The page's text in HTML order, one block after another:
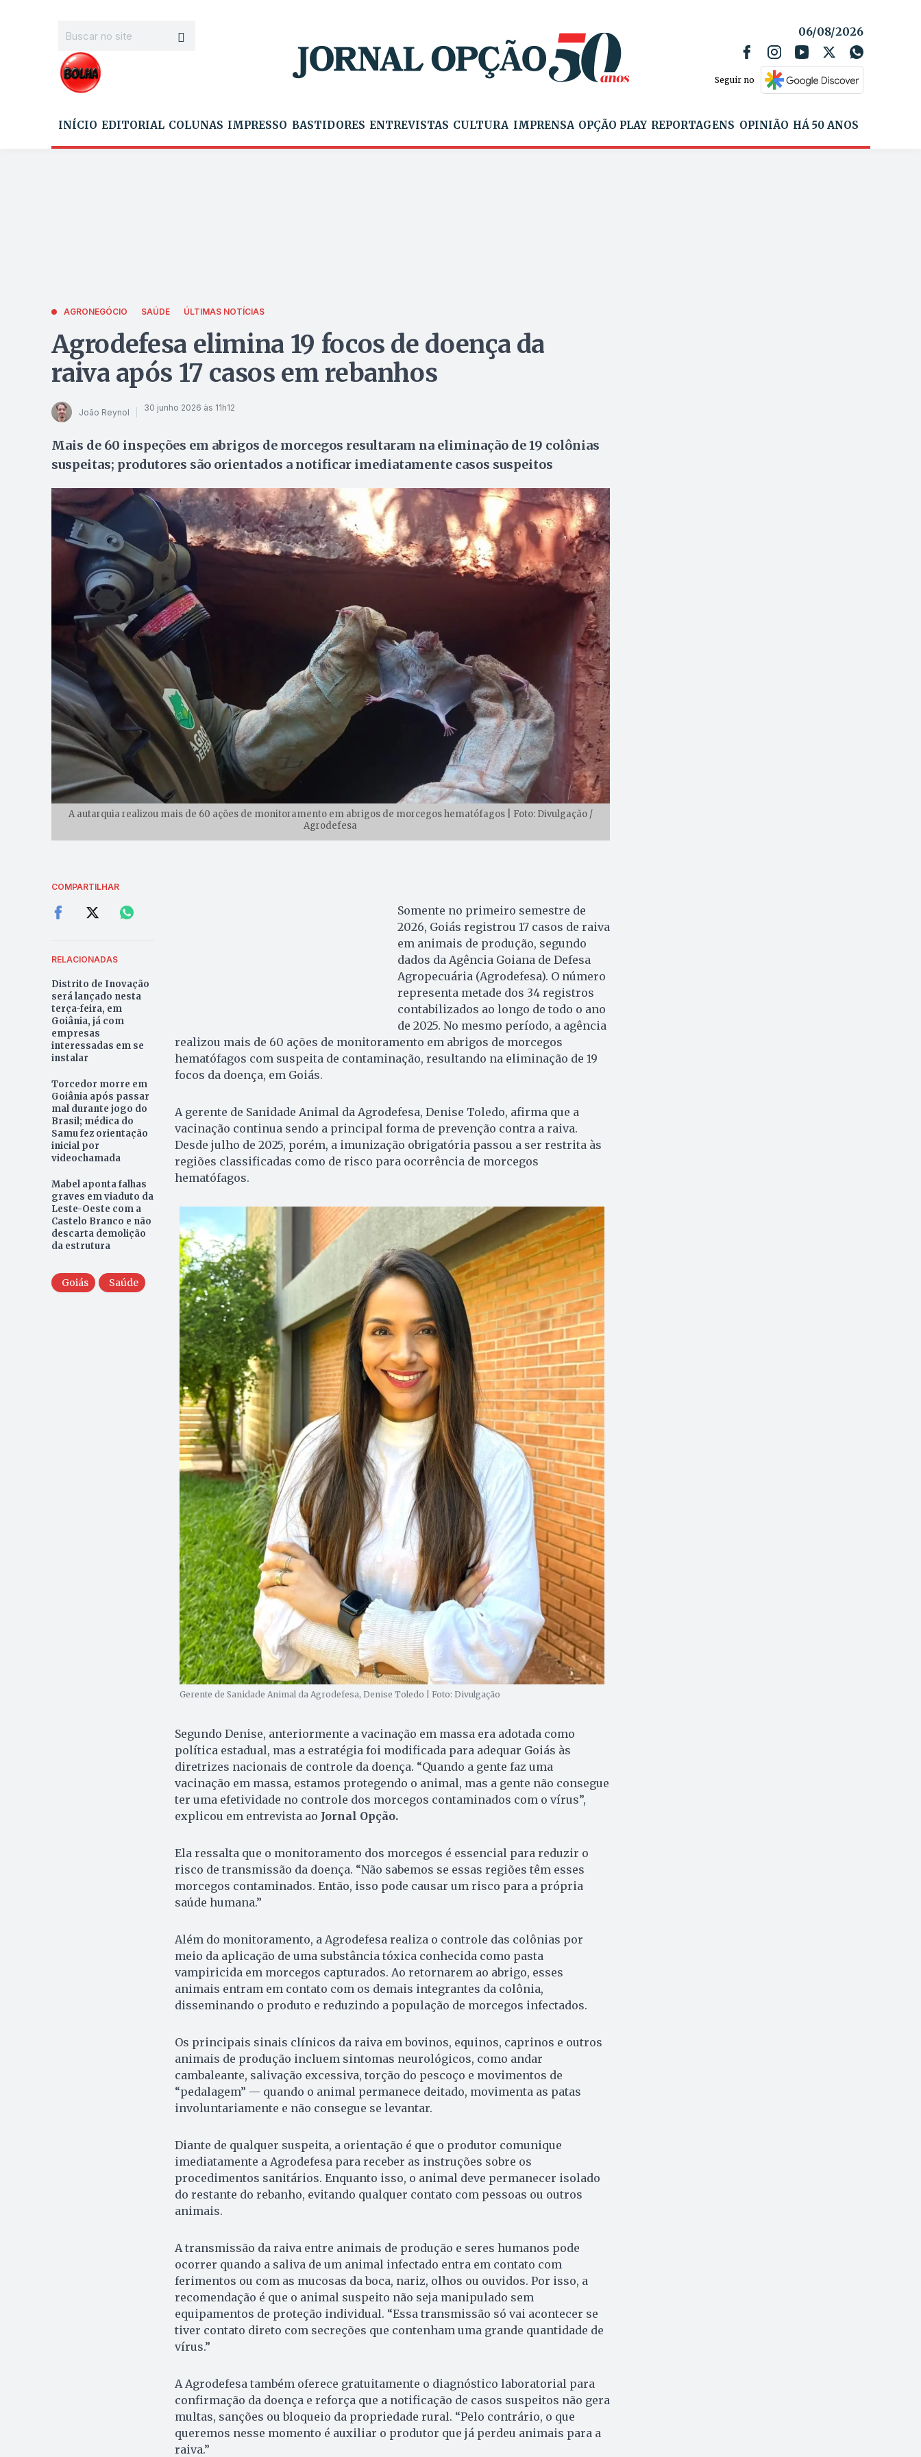
06/08/2026
Seguir no
INÍCIO EDITORIAL COLUNAS IMPRESSO BASTIDORES ENTREVISTAS CULTURA IMPRENSA OPÇÃO PLAY REPORTAGENS OPINIÃO HÁ 50 ANOS
AGRONEGÓCIO SAÚDE ÚLTIMAS NOTÍCIAS
Agrodefesa elimina 19 focos de doença da
raiva após 17 casos em rebanhos
João Reynol 30 junho 2026 às 11h12
Mais de 60 inspeções em abrigos de morcegos resultaram na eliminação de 19 colônias
suspeitas; produtores são orientados a notificar imediatamente casos suspeitos
A autarquia realizou mais de 60 ações de monitoramento em abrigos de morcegos hematófagos | Foto: Divulgação /
Agrodefesa
COMPARTILHAR
RELACIONADAS
Distrito de Inovação
será lançado nesta
terça-feira, em
Goiânia, já com
empresas
interessadas em se
instalar
Torcedor morre em
Goiânia após passar
mal durante jogo do
Brasil; médica do
Samu fez orientação
inicial por
videochamada
Mabel aponta falhas
graves em viaduto da
Leste-Oeste com a
Castelo Branco e não
descarta demolição
da estrutura
Goiás Saúde
Somente no primeiro semestre de
2026, Goiás registrou 17 casos de raiva
em animais de produção, segundo
dados da Agência Goiana de Defesa
Agropecuária (Agrodefesa). O número
representa metade dos 34 registros
contabilizados ao longo de todo o ano
de 2025. No mesmo período, a agência
realizou mais de 60 ações de monitoramento em abrigos de morcegos
hematófagos com suspeita de contaminação, resultando na eliminação de 19
focos da doença, em Goiás.
A gerente de Sanidade Animal da Agrodefesa, Denise Toledo, afirma que a
vacinação continua sendo a principal forma de prevenção contra a raiva.
Desde julho de 2025, porém, a imunização obrigatória passou a ser restrita às
regiões classificadas como de risco para ocorrência de morcegos
hematófagos.
Gerente de Sanidade Animal da Agrodefesa, Denise Toledo | Foto: Divulgação
Segundo Denise, anteriormente a vacinação em massa era adotada como
política estadual, mas a estratégia foi modificada para adequar Goiás às
diretrizes nacionais de controle da doença. “Quando a gente faz uma
vacinação em massa, estamos protegendo o animal, mas a gente não consegue
ter uma efetividade no controle dos morcegos contaminados com o vírus”,
explicou em entrevista ao Jornal Opção.
Ela ressalta que o monitoramento dos morcegos é essencial para reduzir o
risco de transmissão da doença. “Não sabemos se essas regiões têm esses
morcegos contaminados. Então, isso pode causar um risco para a própria
saúde humana.”
Além do monitoramento, a Agrodefesa realiza o controle das colônias por
meio da aplicação de uma substância tóxica conhecida como pasta
vampiricida em morcegos capturados. Ao retornarem ao abrigo, esses
animais entram em contato com os demais integrantes da colônia,
disseminando o produto e reduzindo a população de morcegos infectados.
Os principais sinais clínicos da raiva em bovinos, equinos, caprinos e outros
animais de produção incluem sintomas neurológicos, como andar
cambaleante, salivação excessiva, torção do pescoço e movimentos de
“pedalagem” — quando o animal permanece deitado, movimenta as patas
involuntariamente e não consegue se levantar.
Diante de qualquer suspeita, a orientação é que o produtor comunique
imediatamente a Agrodefesa para receber as instruções sobre os
procedimentos sanitários. Enquanto isso, o animal deve permanecer isolado
do restante do rebanho, evitando qualquer contato com pessoas ou outros
animais.
A transmissão da raiva entre animais de produção e seres humanos pode
ocorrer quando a saliva de um animal infectado entra em contato com
ferimentos ou com as mucosas da boca, nariz, olhos ou ouvidos. Por isso, a
recomendação é que o animal suspeito não seja manipulado sem
equipamentos de proteção individual. “Essa transmissão só vai acontecer se
tiver contato direto com secreções que contenham uma grande quantidade de
vírus.”
A Agrodefesa também oferece gratuitamente o diagnóstico laboratorial para
confirmação da doença e reforça que a notificação de casos suspeitos não gera
multas, sanções ou bloqueio da propriedade rural. “Pelo contrário, o que
queremos nesse momento é auxiliar o produtor que já perdeu animais para a
raiva.”